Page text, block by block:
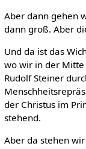
Aber dann gehen
dann groß. Aber
Und da ist das
wo wir in der Mitte
Rudolf Steiner
der Christus im
stehend.
Aber da stehen